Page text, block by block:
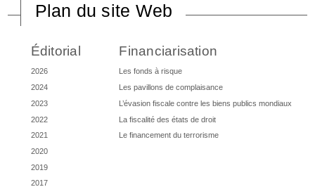
Plan du site Web
Éditorial
2026
2024
2023
2022
2021
2020
2019
2017
Financiarisation
Les fonds à risque
Les pavillons de complaisance
L’évasion fiscale contre les biens publics mondiaux
La fiscalité des états de droit
Le financement du terrorisme